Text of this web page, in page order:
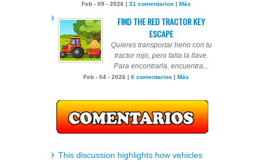
Feb - 09 - 2026 | 31 comentarios | Más
FIND THE RED TRACTOR KEY
ESCAPE
Quieres transportar heno con tu
tractor rojo, pero falta la llave.
Para encontrarla, encuentra...
Feb - 04 - 2026 | 6 comentarios | Más
This discussion highlights how vehicles